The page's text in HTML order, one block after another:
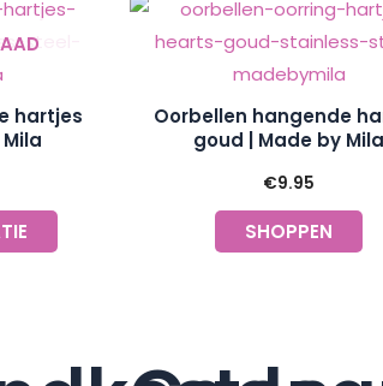
hartjes
Oorbellen hangende
goud | Made by Mila
€9.95
SHOPPEN